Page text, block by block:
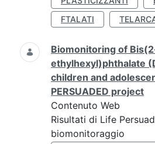
FTALATI
Biomonitoring of
ethylhexyl)phthalate
children and
PERSUADED project
Contenuto Web
Risultati di Life
biomonitoraggio